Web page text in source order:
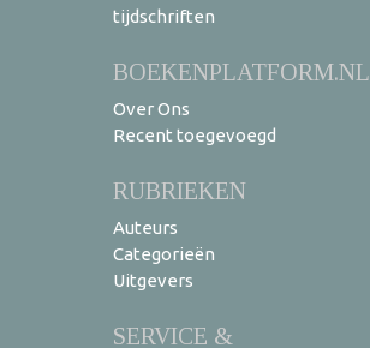
tijdschriften
BOEKENPLATFORM.NL
Over Ons
Recent toegevoegd
RUBRIEKEN
Auteurs
Categorieën
Uitgevers
SERVICE &